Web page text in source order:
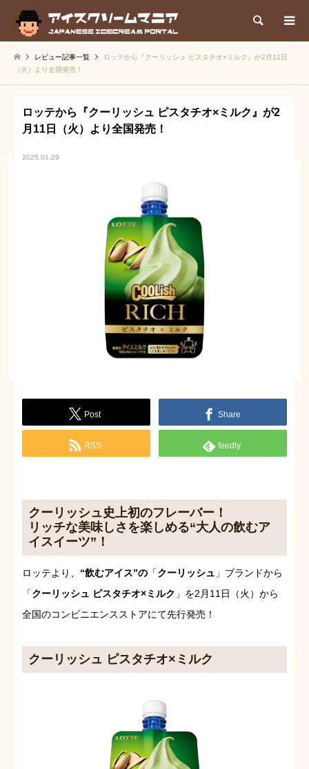
検索
レビュー記事一覧
ロッテから『クーリッシュ ピスタチオ×ミルク』が2月11日
（火）より全国発売！
ロッテから『クーリッシュ ピスタチオ×ミルク』が2
月11日（火）より全国発売！
2025.01.29
Post Share
RSS feedly
クーリッシュ史上初のフレーバー！
リッチな美味しさを楽しめる“大人の飲むア
イスイーツ”！
ロッテより、 “飲むアイス”の 「クーリッシュ 」ブランドから
「クーリッシュ ピスタチオ×ミルク 」を2月11日（火）から
全国のコンビニエンスストアにて先行発売！
クーリッシュ ピスタチオ×ミルク